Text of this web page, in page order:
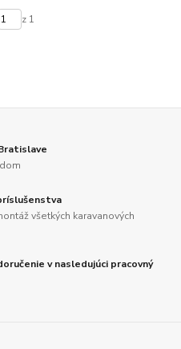
z 1
všetkých karavanových
v nasledujúci pracovný